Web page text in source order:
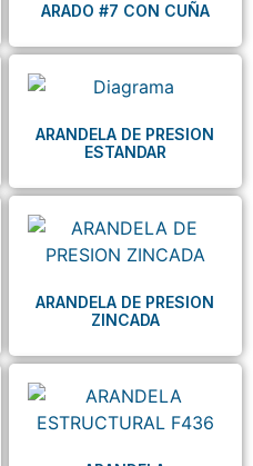
ARADO #7 CON CUÑA
ARANDELA DE PRESION
ESTANDAR
ARANDELA DE PRESION
ZINCADA